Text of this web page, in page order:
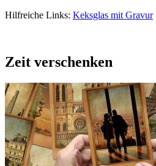
Hilfreiche Links: Keksglas mit Gravur
Zeit verschenken